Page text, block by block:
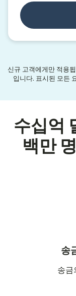
신규 고객에게만 적용
입니다. 표시된 모든
수십억
백만
송
송금